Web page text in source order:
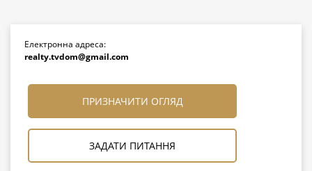
Електронна адреса:
realty.tvdom@gmail.com
ПРИЗНАЧИТИ ОГЛЯД
ЗАДАТИ ПИТАННЯ